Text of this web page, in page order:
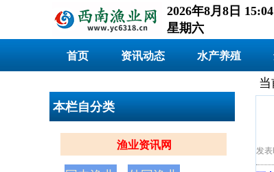
2026年8月8日
星期六
首页 资讯动态 水产养殖
本栏自分类
渔业资讯网
当
发表